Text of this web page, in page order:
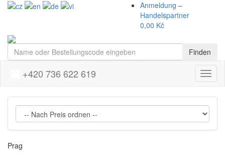
Anmeldung –
Handelspartner
0,00 Kč
Finden
Menu
+420 736 622 619
Prag